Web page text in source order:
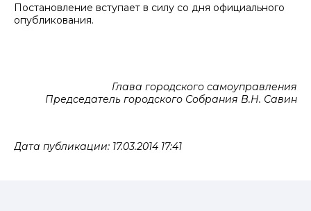
Постановление вступает в силу со дня официального
опубликования.
Глава городского самоуправления
Председатель городского Собрания В.Н. Савин
Дата публикации: 17.03.2014 17:41